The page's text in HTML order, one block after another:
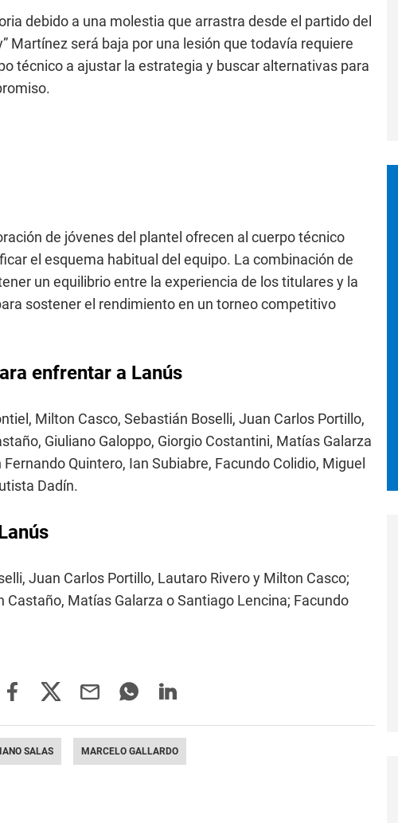
debido a una molestia que arrastra desde el partido del
Martínez será baja por una lesión que todavía requiere
técnico a ajustar la estrategia y buscar alternativas para
de jóvenes del plantel ofrecen al cuerpo técnico
el esquema habitual del equipo. La combinación de
un equilibrio entre la experiencia de los titulares y la
sostener el rendimiento en un torneo competitivo
enfrentar a Lanús
Milton Casco, Sebastián Boselli, Juan Carlos Portillo,
Giuliano Galoppo, Giorgio Costantini, Matías Galarza
Quintero, Ian Subiabre, Facundo Colidio, Miguel
Dadín.
Juan Carlos Portillo, Lautaro Rivero y Milton Casco;
Matías Galarza o Santiago Lencina; Facundo
SALAS MARCELO GALLARDO